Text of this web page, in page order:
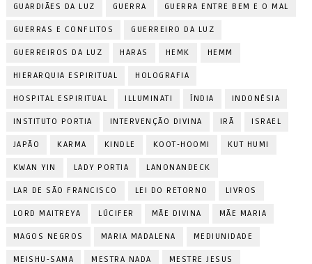
GUARDIÃES DA LUZ GUERRA GUERRA ENTRE BEM E O MAL
GUERRAS E CONFLITOS GUERREIRO DA LUZ
GUERREIROS DA LUZ HARAS HEMK HEMM
HIERARQUIA ESPIRITUAL HOLOGRAFIA
HOSPITAL ESPIRITUAL ILLUMINATI ÍNDIA INDONÉSIA
INSTITUTO PORTIA INTERVENÇÃO DIVINA IRÃ ISRAEL
JAPÃO KARMA KINDLE KOOT-HOOMI KUT HUMI
KWAN YIN LADY PORTIA LANONANDECK
LAR DE SÃO FRANCISCO LEI DO RETORNO LIVROS
LORD MAITREYA LÚCIFER MÃE DIVINA MÃE MARIA
MAGOS NEGROS MARIA MADALENA MEDIUNIDADE
MEISHU-SAMA MESTRA NADA MESTRE JESUS